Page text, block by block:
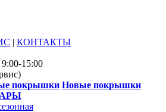
| КОНТАКТЫ
15:00
покрышки Новые покрышки